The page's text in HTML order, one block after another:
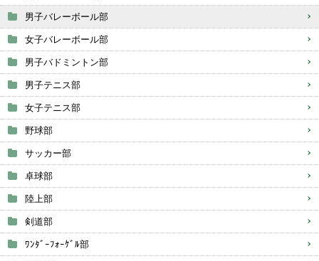
男子バレーボール部
女子バレーボール部
男子バドミントン部
男子テニス部
女子テニス部
野球部
サッカー部
卓球部
陸上部
剣道部
ﾜﾝﾀﾞｰﾌｫｰｹﾞﾙ部